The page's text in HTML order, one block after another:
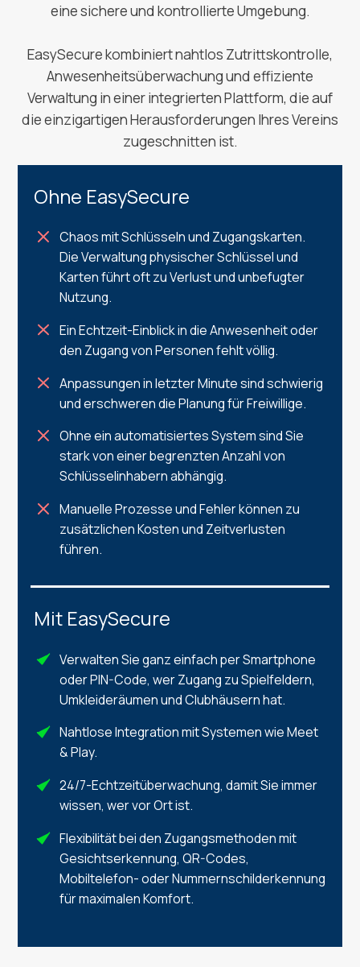
eine sichere und kontrollierte Umgebung.
EasySecure kombiniert nahtlos Zutrittskontrolle,
Anwesenheitsüberwachung und effiziente
Verwaltung in einer integrierten Plattform, die auf
die einzigartigen Herausforderungen Ihres Vereins
zugeschnitten ist.
Ohne EasySecure
Chaos mit Schlüsseln und Zugangskarten.
Die Verwaltung physischer Schlüssel und
Karten führt oft zu Verlust und unbefugter
Nutzung.
Ein Echtzeit-Einblick in die Anwesenheit oder
den Zugang von Personen fehlt völlig.
Anpassungen in letzter Minute sind schwierig
und erschweren die Planung für Freiwillige.
Ohne ein automatisiertes System sind Sie
stark von einer begrenzten Anzahl von
Schlüsselinhabern abhängig.
Manuelle Prozesse und Fehler können zu
zusätzlichen Kosten und Zeitverlusten
führen.
Mit EasySecure
Verwalten Sie ganz einfach per Smartphone
oder PIN-Code, wer Zugang zu Spielfeldern,
Umkleideräumen und Clubhäusern hat.
Nahtlose Integration mit Systemen wie Meet
& Play.
24/7-Echtzeitüberwachung, damit Sie immer
wissen, wer vor Ort ist.
Flexibilität bei den Zugangsmethoden mit
Gesichtserkennung, QR-Codes,
Mobiltelefon- oder Nummernschilderkennung
für maximalen Komfort.